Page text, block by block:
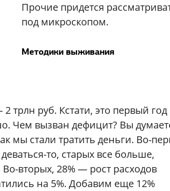
Прочие придется
под микроскопом.
Методики выживания
трлн руб. Кстати, это первый год
Чем вызван дефицит? Вы
мы стали тратить деньги. Во-
то, старых все больше,
вторых, 28% — рост расходов
на 5%. Добавим еще 12%